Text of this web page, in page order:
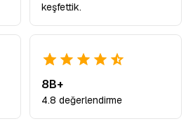
keşfettik.
8B+
4.8 değerlendirme